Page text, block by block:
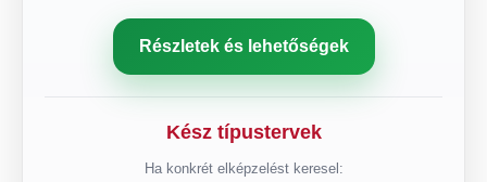
Részletek és lehetőségek
Kész típustervek
Ha konkrét elképzelést keresel: